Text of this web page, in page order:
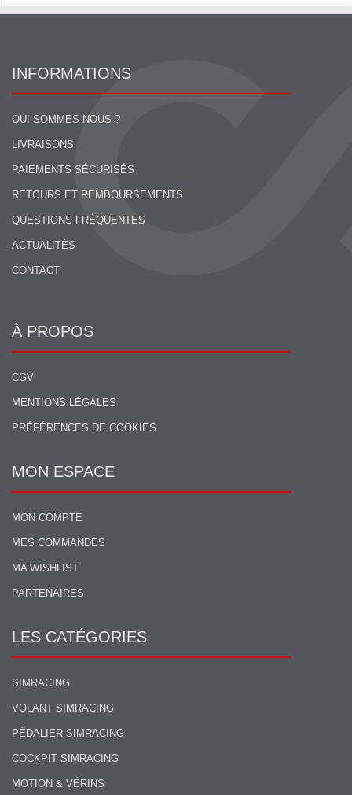
INFORMATIONS
QUI SOMMES NOUS ?
LIVRAISONS
PAIEMENTS SÉCURISÉS
RETOURS ET REMBOURSEMENTS
QUESTIONS FRÉQUENTES
ACTUALITÉS
CONTACT
À PROPOS
CGV
MENTIONS LÉGALES
PRÉFÉRENCES DE COOKIES
MON ESPACE
MON COMPTE
MES COMMANDES
MA WISHLIST
PARTENAIRES
LES CATÉGORIES
SIMRACING
VOLANT SIMRACING
PÉDALIER SIMRACING
COCKPIT SIMRACING
MOTION & VÉRINS